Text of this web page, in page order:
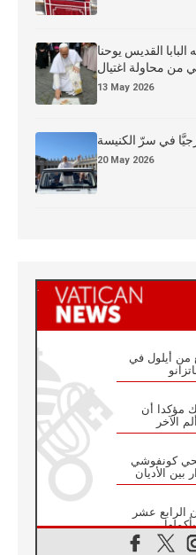
البابا القديس يوحنا
من محاولة اغتيال
13 May 2026
في سرّ الكنيسة
20 May 2026
من أيلول في
مؤكدا أن
الآخر
كونفوشي
بين الأديان
الرابع عشر